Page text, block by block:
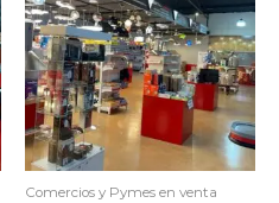
Comercios y Pymes en venta